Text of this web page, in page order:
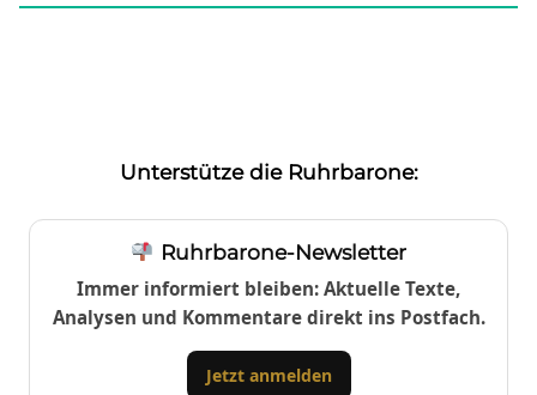
Unterstütze die Ruhrbarone:
Ruhrbarone-Newsletter
Immer informiert bleiben: Aktuelle Texte,
Analysen und Kommentare direkt ins Postfach.
Jetzt anmelden